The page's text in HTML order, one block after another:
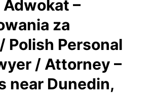
–
za
Polish Personal
/ Attorney –
near Dunedin,